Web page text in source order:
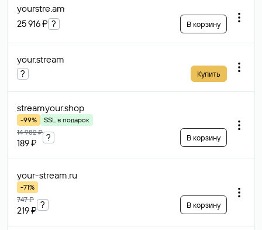
yourstre.am
25 916 ₽ ? В корзину
your.stream
? Купить
streamyour.shop
-99%
SSL в подарок
14 982 ₽
189 ₽
? В корзину
your-stream.ru
-71%
747 ₽
219 ₽
? В корзину